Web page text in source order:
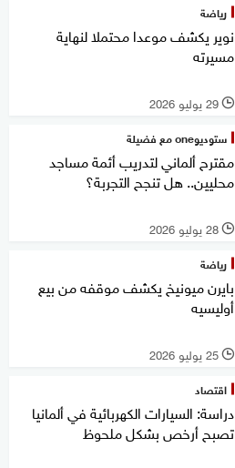
رياضة
نوير يكشف موعدا محتملا لنهاية
مسيرته
l 29 يوليو 2026
ستوديوone مع فضيلة
مقترح ألماني لتدريب أئمة مساجد
محليين.. هل تنجح التجربة؟
l 28 يوليو 2026
رياضة
بايرن ميونيخ يكشف موقفه من بيع
أوليسيه
l 25 يوليو 2026
اقتصاد
دراسة: السيارات الكهربائية في ألمانيا
تصبح أرخص بشكل ملحوظ